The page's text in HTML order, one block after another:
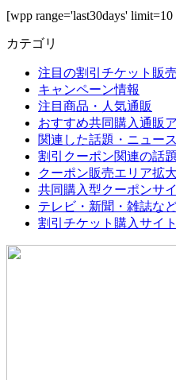
[wpp range='last30days'
カテゴリ
注目の割引チケット販売
キャンペーン情報
注目商品・人気通販
おすすめ共同購入通販
関連した話題・ニュース
割引クーポン関連の話題
クーポン販売エリア拡大
共同購入型クーポンサ
テレビ・新聞・雑誌な
割引チケット購入サイト